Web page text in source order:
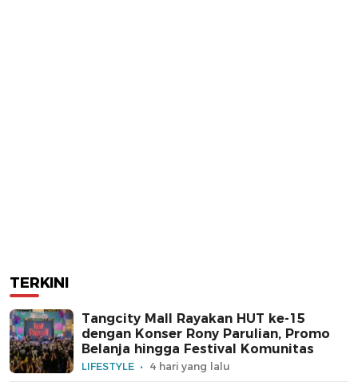
TERKINI
Tangcity Mall Rayakan HUT ke-15
dengan Konser Rony Parulian, Promo
Belanja hingga Festival Komunitas
LIFESTYLE 4 hari yang lalu